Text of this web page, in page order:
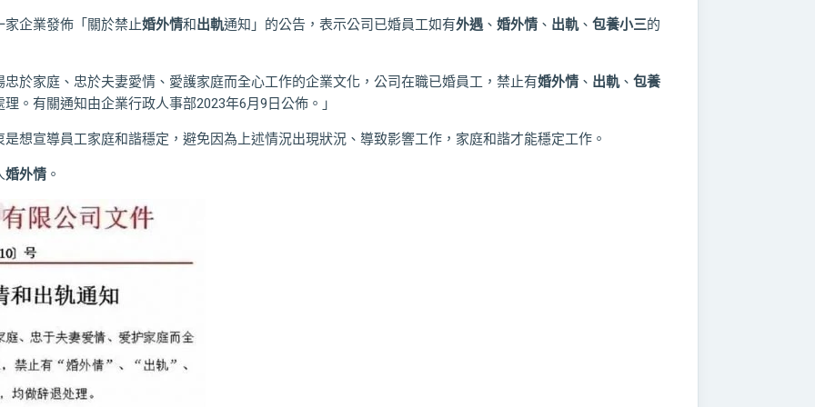
企業發佈「關於禁止婚外情和出軌通知」的公告，表示公司已婚員工如有外遇 、 婚外情 、 出軌、 包養小三的
於家庭、忠於夫妻愛情、愛護家庭而全心工作的企業文化，公司在職已婚員工，禁止有婚外情 、 出軌、 包養
。有關通知由企業行政人事部2023年6月9日公佈。」
想宣導員工家庭和諧穩定，避免因為上述情況出現狀況、導致影響工作，家庭和諧才能穩定工作。
婚外情 。